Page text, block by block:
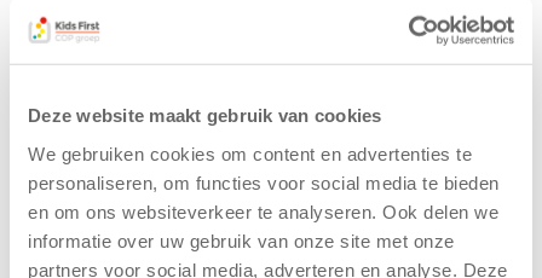
Deze website maakt gebruik van cookies
We gebruiken cookies om content en advertenties te
personaliseren, om functies voor social media te bieden
en om ons websiteverkeer te analyseren. Ook delen we
informatie over uw gebruik van onze site met onze
partners voor social media, adverteren en analyse. Deze
Kids First
tekent
koopcontract
kindcentrum in
wijk Wiarda in
Leeuwarden
11 juni 2026
Leeuwarden –
naamsponsor
Mijl tijdens de
Menzis 4 Mijl
van Groningen
13 mei 2026
De jongste